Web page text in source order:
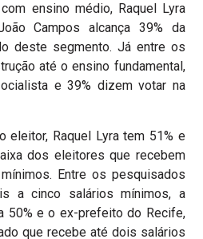
ensino médio, Raquel Lyra
Campos alcança 39% da
deste segmento. Já entre os
até o ensino fundamental,
e 39% dizem votar na
eleitor, Raquel Lyra tem 51% e
dos eleitores que recebem
Entre os pesquisados
a cinco salários mínimos, a
50% e o ex-prefeito do Recife,
que recebe até dois salários